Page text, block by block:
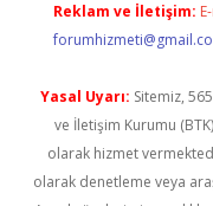
Reklam ve İletişim:
Yasal Uyarı: Sitemiz,
ve İletişim Kurumu
olarak hizmet
olarak denetleme veya